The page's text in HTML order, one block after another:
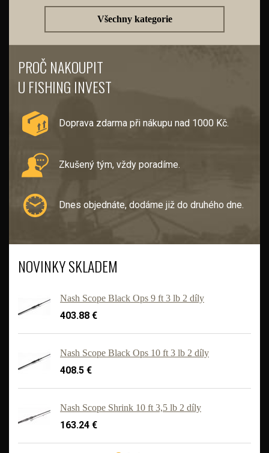
Všechny kategorie
PROČ NAKOUPIT
U FISHING INVEST
Doprava zdarma při nákupu nad 1000 Kč.
Zkušený tým, vždy poradíme.
Dnes objednáte, dodáme již do druhého dne.
NOVINKY SKLADEM
Nash Scope Black Ops 9 ft 3 lb 2 díly
403.88 €
Nash Scope Black Ops 10 ft 3 lb 2 díly
408.5 €
Nash Scope Shrink 10 ft 3,5 lb 2 díly
163.24 €